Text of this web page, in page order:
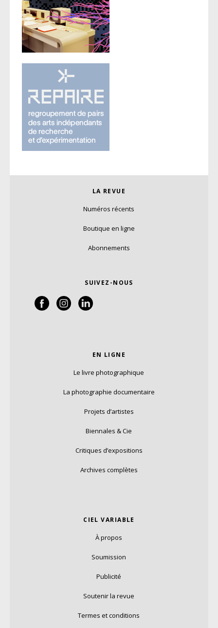
LA REVUE
Numéros récents
Boutique en ligne
Abonnements
SUIVEZ-NOUS
EN LIGNE
Le livre photographique
La photographie documentaire
Projets d’artistes
Biennales & Cie
Critiques d’expositions
Archives complètes
CIEL VARIABLE
À propos
Soumission
Publicité
Soutenir la revue
Termes et conditions